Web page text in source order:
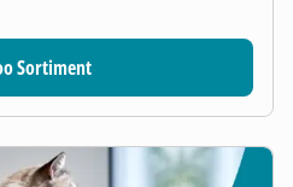
Sortiment